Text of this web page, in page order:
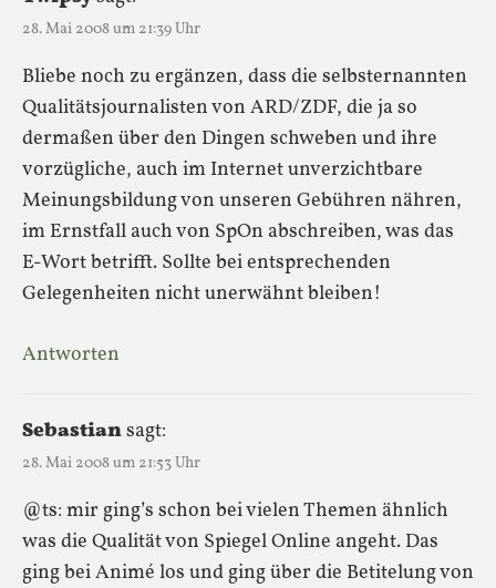
28. Mai 2008 um 21:39 Uhr
Bliebe noch zu ergänzen, dass die selbsternannten
Qualitätsjournalisten von ARD/ZDF, die ja so
dermaßen über den Dingen schweben und ihre
vorzügliche, auch im Internet unverzichtbare
Meinungsbildung von unseren Gebühren nähren,
im Ernstfall auch von SpOn abschreiben, was das
E-Wort betrifft. Sollte bei entsprechenden
Gelegenheiten nicht unerwähnt bleiben!
Antworten
Sebastiansagt:
28. Mai 2008 um 21:53 Uhr
@ts: mir ging’s schon bei vielen Themen ähnlich
was die Qualität von Spiegel Online angeht. Das
ging bei Animé los und ging über die Betitelung von